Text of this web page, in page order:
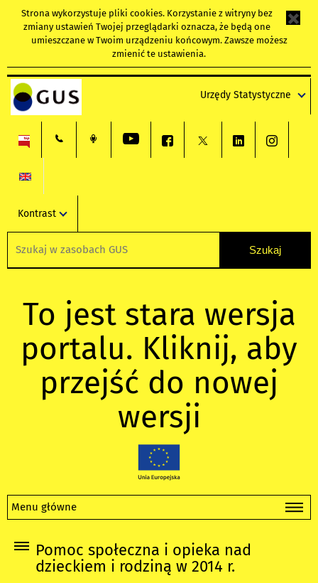
Strona wykorzystuje pliki cookies. Korzystanie z witryny bez
zmiany ustawień Twojej przeglądarki oznacza, że będą one
umieszczane w Twoim urządzeniu końcowym. Zawsze możesz
zmienić te ustawienia.
Urzędy Statystyczne
Kontrast
To jest stara wersja
portalu. Kliknij, aby
przejść do nowej
wersji
Menu główne
Pomoc społeczna i opieka nad
dzieckiem i rodziną w 2014 r.